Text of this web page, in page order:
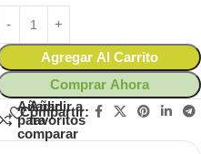
Agregar Al Carrito
Comprar Ahora
Añadir
para
comparar
Añadir a
favoritos
Compartir: